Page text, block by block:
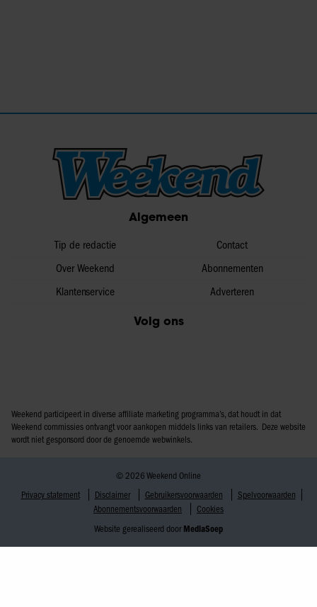
Algemeen
Tip de redactie
Over Weekend
Klantenservice
Contact
Abonnementen
Adverteren
Volg ons
Weekend participeert in diverse affiliate marketing programma’s, dat houdt in dat
Weekend commissies ontvangt voor aankopen middels links van retailers. Deze website
wordt niet gesponsord door de genoemde webwinkels.
© 2026 Weekend Online
Privacy statement
Disclaimer Gebruikersvoorwaarden
Spelvoorwaarden
Abonnementsvoorwaarden
Cookies
Website gerealiseerd door MediaSoep